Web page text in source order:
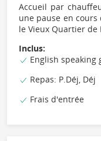
Accueil par
une pause en cours
le Vieux Quartier de
Inclus:
English speaking
Repas: P.Déj, Déj
Frais d'entrée